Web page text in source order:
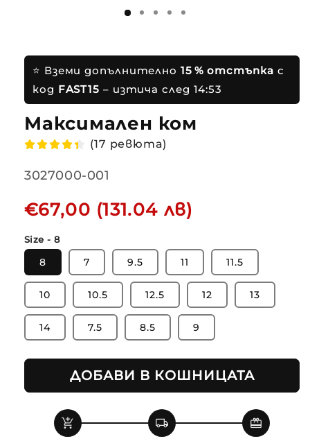
⭐ Вземи допълнително 15 % отстъпка с
код FAST15 – изтича след 14:53
Максимален комфор
(17 ревюта)
Translation
bg.products.product.sku:
3027000-001
Редовна
€67,00 (131.04 лв)
Size - 8
8 7 9.5 11 11.5
10 10.5 12.5 12 13
14 7.5 8.5 9
ДОБАВИ В КОШНИЦАТА
add_shopping_cart local_shipping redeem